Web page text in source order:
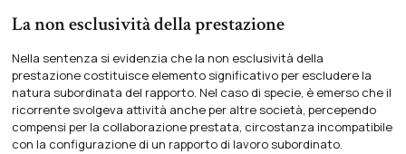
La non esclusività della prestazione
Nella sentenza si evidenzia che la non esclusività della
prestazione costituisce elemento significativo per escludere la
natura subordinata del rapporto. Nel caso di specie, è emerso che il
ricorrente svolgeva attività anche per altre società, percependo
compensi per la collaborazione prestata, circostanza incompatibile
con la configurazione di un rapporto di lavoro subordinato.